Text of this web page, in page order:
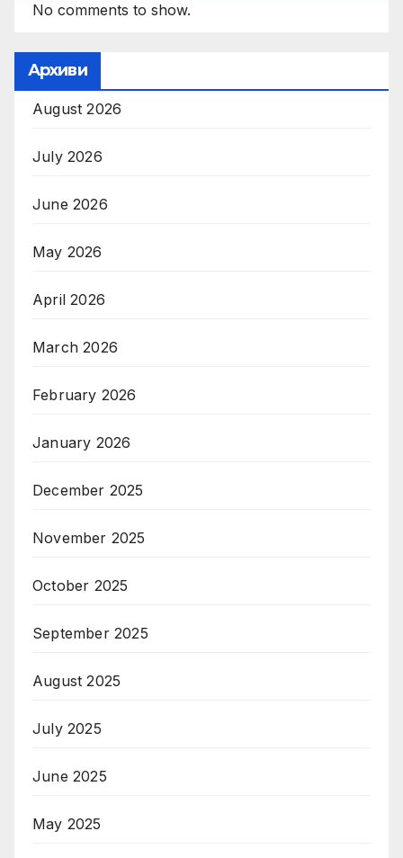
No comments to show.
Архиви
August 2026
July 2026
June 2026
May 2026
April 2026
March 2026
February 2026
January 2026
December 2025
November 2025
October 2025
September 2025
August 2025
July 2025
June 2025
May 2025